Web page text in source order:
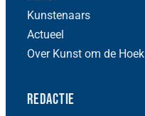
Kunstenaars
Actueel
Over Kunst om de Hoek
Redactie